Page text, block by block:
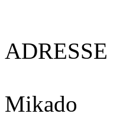
ADRESSE
Mikado